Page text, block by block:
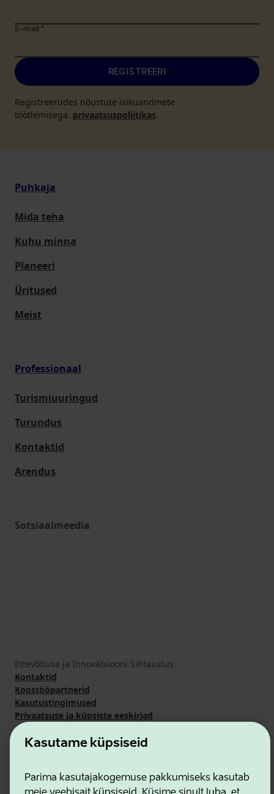
Kasutame küpsiseid
Parima kasutajakogemuse pakkumiseks kasutab
E-mail *
REGISTREERI
Registreerudes nõustute isikuandmete
töötlemisega. privaatsuspoliitikas.
Puhkaja
Mida teha
Kuhu minna
Planeeri
Üritused
Meist
Professionaal
Turismiuuringud
Turundus
Kontaktid
Arendus
Sotsiaalmeedia
Ettevõtluse ja Innovatsiooni Sihtasutus
Kontaktid
Koostööpartnerid
Kasutustingimused
Privaatsuse ja küpsiste eeskirjad